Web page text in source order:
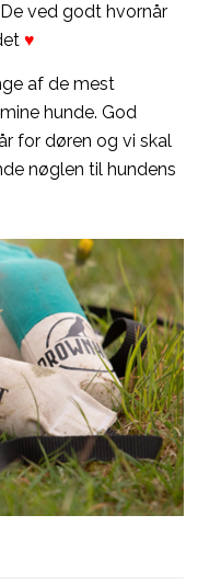
ved godt hvornår
♥
af de mest
hunde. God
for døren og vi skal
nøglen til hundens